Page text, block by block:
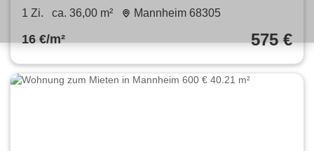
m²
1 Zi. ca. 36,00 m² Mannheim 68305
16 €/m² 575 €